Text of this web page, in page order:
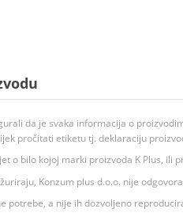
da je svaka informacija o
pročitati etiketu tj. deklaraciju
o bilo kojoj marki proizvoda K Plus,
Konzum plus d.o.o. nije
potrebe, a nije ih dozvoljeno